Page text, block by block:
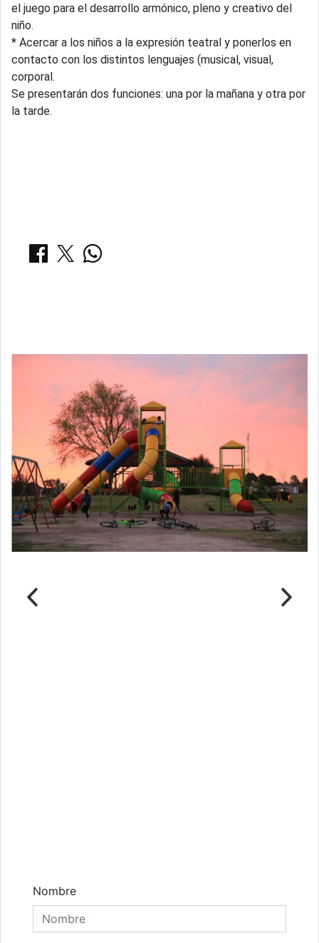
el juego para el desarrollo armónico, pleno y creativo del
niño.
* Acercar a los niños a la expresión teatral y ponerlos en
contacto con los distintos lenguajes (musical, visual,
corporal.
Se presentarán dos funciones: una por la mañana y otra por
la tarde.
Nombre